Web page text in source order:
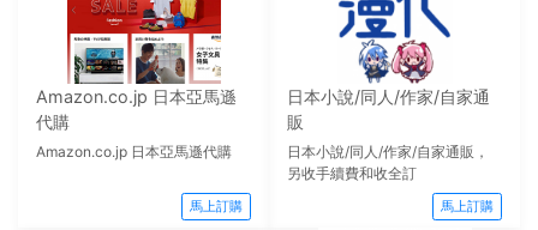
Amazon.co.jp 日本亞馬遜
代購
Amazon.co.jp 日本亞馬遜代購
馬上訂購
日本小說/同人/作家/自家通
販
日本小說/同人/作家/自家通販，
另收手續費和收全訂
馬上訂購